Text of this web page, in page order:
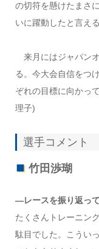
の切符を懸けたまさ
いに躍動したと言える
来月にはジャパン
る。今大会自信をつ
ぞれの目標に向かっ
理子)
選手コメント
竹田渉瑚
―レースを振り返って
たくさんトレーニン
駄目でした。こうい